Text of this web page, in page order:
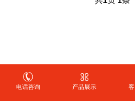
Copyright @ 2011-2025 北京华艺恒辉展
电话咨询 产品展示